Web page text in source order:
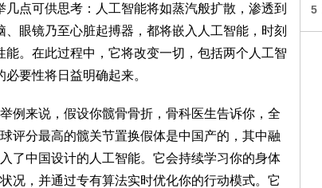
点可供思考：人工智能将如蒸汽般扩散，渗透到
眼镜乃至心脏起搏器，都将嵌入人工智能，时刻
。在此过程中，它将改变一切，包括两个人工智
要性将日益明确起来。
举例来说，假设你髋骨骨折，骨科医生告诉你，全
球评分最高的髋关节置换假体是中国产的，其中融
入了中国设计的人工智能。它会持续学习你的身体
状况，并通过专有算法实时优化你的行动模式。它
5